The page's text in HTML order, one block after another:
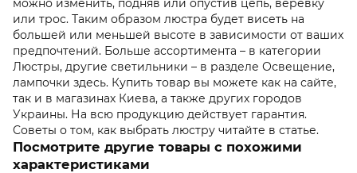
или трос. Таким образом люстра будет висеть на
большей или меньшей высоте в зависимости от ваших
предпочтений. Больше ассортимента – в категории
Люстры, другие светильники – в разделе Освещение,
лампочки здесь. Купить товар вы можете как на сайте,
так и в магазинах Киева, а также других городов
Украины. На всю продукцию действует гарантия.
Советы о том, как выбрать люстру читайте в статье.
Посмотрите другие товары с похожими
характеристиками